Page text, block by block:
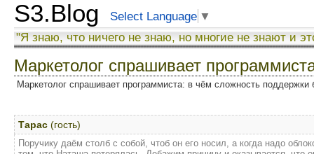
S3.Blog Select Language ▼
"Я знаю, что ничего не знаю, но многие не знают и
Маркетолог спрашивает
Маркетолог спрашивает программиста: в чём сложность поддержки
Тарас (гость)
Поручику даём столб с собой, чтоб он его носил, а когда надо